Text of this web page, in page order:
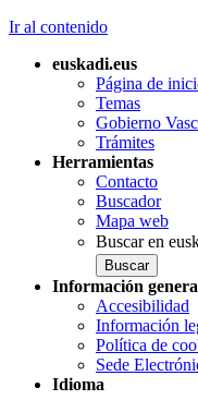
Ir al contenido
euskadi.eus
Página de
Temas
Gobierno
Trámites
Herramientas
Contacto
Buscador
Mapa web
Buscar en
Información
Accesibilidad
Información
Política de
Sede
Idioma